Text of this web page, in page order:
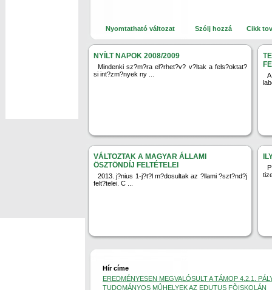
Nyomtatható változat Szólj hozzá Cikk
NYÍLT NAPOK 2008/2009
Mindenki sz?m?ra el?rhet?v? v?ltak a fels?oktat?
si int?zm?nyek ny ...
VÁLTOZTAK A MAGYAR ÁLLAMI
ÖSZTÖNDÍJ FELTÉTELEI
2013. j?nius 1-j?t?l m?dosultak az ?llami ?szt?nd?j
felt?telei. C ...
Hír címe
EREDMÉNYESEN MEGVALÓSULT A TÁMOP 4.2.1.
TUDOMÁNYOS MÛHELYEK AZ EDUTUS FÕISKOLÁN